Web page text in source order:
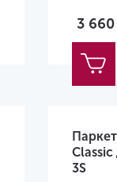
3 660
3S